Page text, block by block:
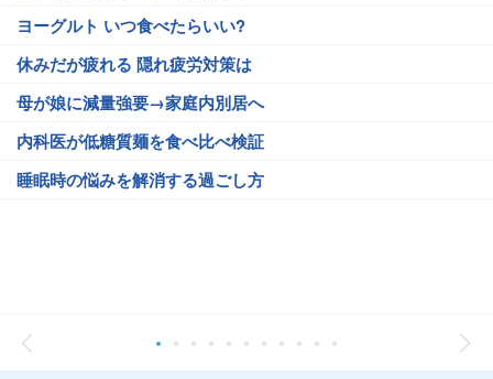
ヨーグルト いつ食べたらいい?
休みだが疲れる 隠れ疲労対策は
母が娘に減量強要→家庭内別居へ
内科医が低糖質麺を食べ比べ検証
睡眠時の悩みを解消する過ごし方